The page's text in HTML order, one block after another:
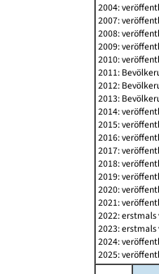
2004:
2007:
2008:
2009:
2010:
2011:
2012:
2013:
2014:
2015:
2016:
2017:
2018:
2019:
2020:
2021:
2022:
2023:
2024:
2025: